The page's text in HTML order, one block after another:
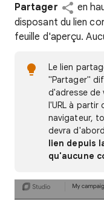
Partager
en
disposant du lien
feuille d'aperçu.
Le lien
"Partager"
d'adresse de
l'URL à partir
navigateur,
devra
lien depuis
qu'aucune